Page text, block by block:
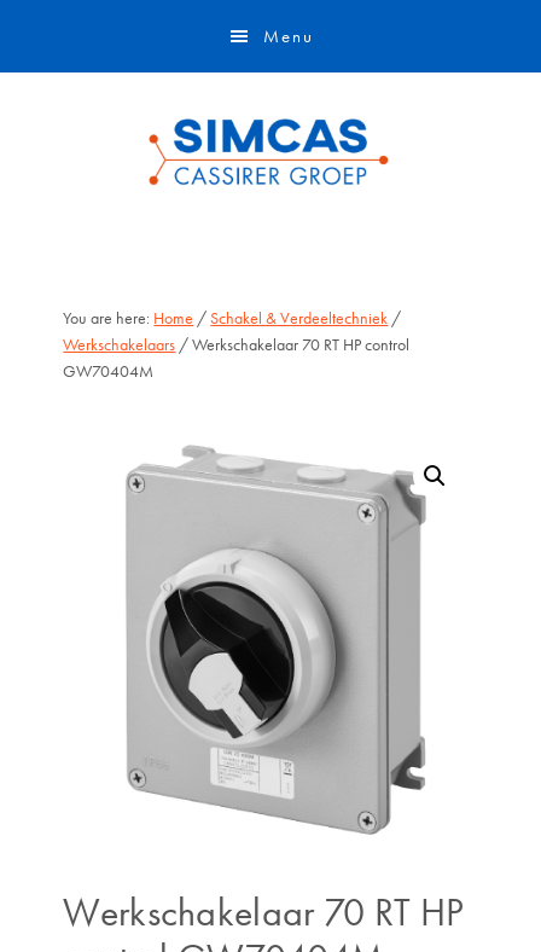
Menu
You are here: Home /Schakel & Verdeeltechniek /
Werkschakelaars / Werkschakelaar 70 RT HP control
GW70404M
Werkschakelaar 70 RT HP